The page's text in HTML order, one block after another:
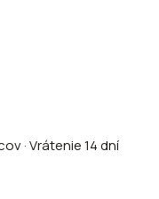
· Vrátenie 14 dní